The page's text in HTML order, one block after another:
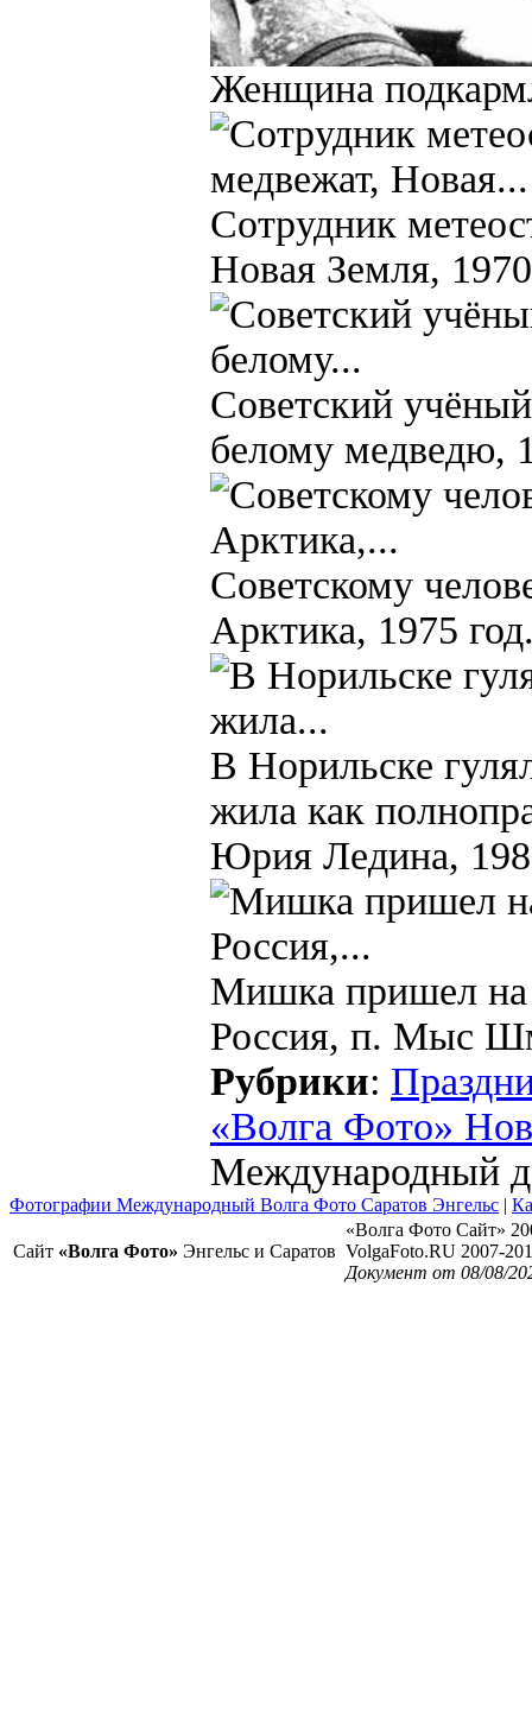
Женщина
Сотрудник
Новая Земля,
Советский
белому медведю,
Советскому
Арктика, 1975
В Норильске
жила как
Юрия Ледина,
Мишка пришел на
Россия, п. Мыс
Рубрики:
«Волга Фото»
Международный
Фотографии Международный Волга Фото Саратов Энгельс |
Сайт «Волга Фото» Энгельс и Саратов
«Волга Фото Сайт»
VolgaFoto.RU 2007-
Документ от 08/08/